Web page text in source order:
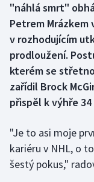
Curling
Dostihy
Florbal
Futsal
Golf
Gymnastika
"náhlá smrt"
Petrem Mrázkem
v rozhodujícím
prodloužení.
kterém se
zařídil Brock
přispěl k výhře
"Je to asi moje
kariéru v NHL, o
šestý pokus,"